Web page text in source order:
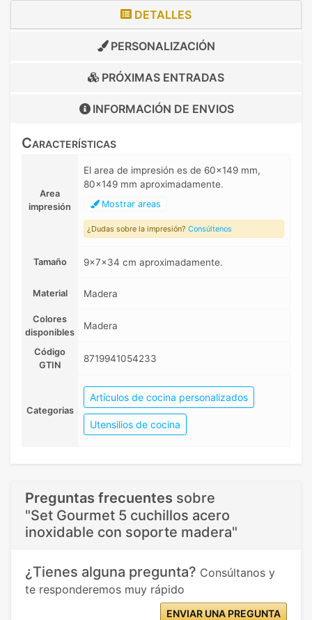
DETALLES
PERSONALIZACIÓN
PRÓXIMAS ENTRADAS
INFORMACIÓN DE ENVIOS
Características
Area
impresión
El area de impresión es de 60x149 mm,
80x149 mm aproximadamente.
Mostrar areas
¿Dudas sobre la impresión? Consúltenos
Tamaño 9x7x34 cm aproximadamente.
Material Madera
Colores
disponibles
Madera
Código
GTIN
8719941054233
Categorias
Artículos de cocina personalizados
Utensilios de cocina
Preguntas frecuentes sobre
"Set Gourmet 5 cuchillos acero
inoxidable con soporte madera"
¿Tienes alguna pregunta? Consúltanos y
te responderemos muy rápido
ENVIAR UNA PREGUNTA